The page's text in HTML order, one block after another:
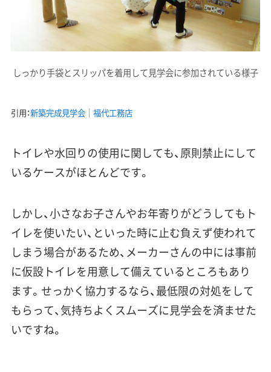
しっかり手袋とスリッパを着用して見学会に参加されている様子
引用：新築完成見学会｜福代工務店
トイレや水回りの使用に関しても、原則禁止にして
いるケースがほとんどです。
しかし、小さなお子さんやお年寄りがどうしてもト
イレを使いたい、といった時に止む負えず使われて
しまう場合があるため、メーカーさんの中には事前
に仮設トイレを用意して備えているところもあり
ます。せっかく協力するなら、最低限の対処をして
もらって、気持ちよくスムーズに見学会を済ませた
いですね。